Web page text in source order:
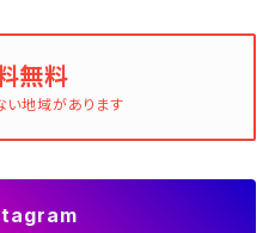
無料
い地域があります